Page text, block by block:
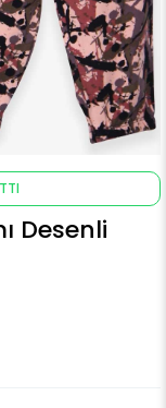
Desenli